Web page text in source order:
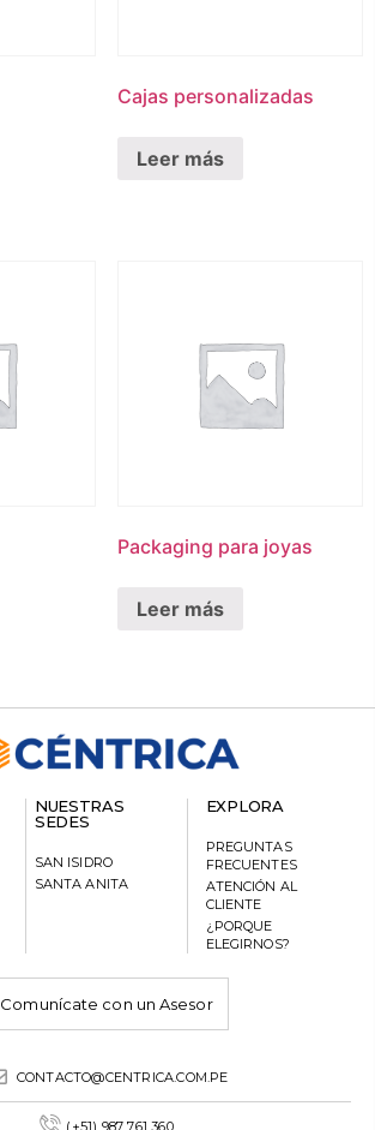
Cajas personalizadas
Leer más
Packaging para joyas
Leer más
NUESTRAS
SEDES
SAN ISIDRO
SANTA ANITA
EXPLORA
PREGUNTAS
FRECUENTES
ATENCIÓN AL
CLIENTE
¿PORQUE
ELEGIRNOS?
Comunícate con un Asesor
CONTACTO@CENTRICA.COM.PE
(+51) 987 761 360